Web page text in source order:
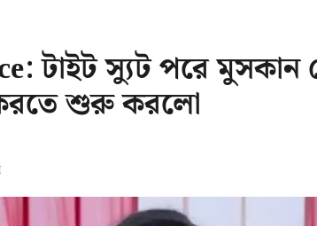
টাইট স্যুট পরে মুসকান
শুরু করলো